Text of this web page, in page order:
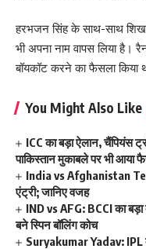
हरभजन सिंह के साथ-साथ
भी अपना नाम वापस लिया है।
बॉयकॉट करने का फैसला किया
You Might Also Like
ICC का बड़ा ऐलान, चैंपियंस
पाकिस्तान मुकाबले पर भी आया
India vs Afghanistan
एंट्री; जानिए वजह
IND vs AFG: BCCI का
बने स्पिन बॉलिंग कोच
Suryakumar Yadav: IPL